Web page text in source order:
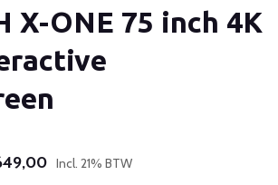
X-ONE 75 inch 4K
Incl. 21% BTW